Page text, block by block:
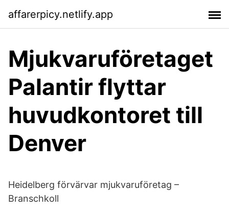
affarerpicy.netlify.app
Mjukvaruföretaget
Palantir flyttar
huvudkontoret till
Denver
Heidelberg förvärvar mjukvaruföretag –
Branschkoll